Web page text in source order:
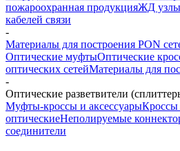
пожароохранная продукцияЖД узлы
кабелей связи
-
Материалы для построения PON
Оптические муфтыОптические
оптических сетейМатериалы для
-
Оптические разветвители
Муфты-кроссы и аксессуары
оптическиеНеполируемые
соединители